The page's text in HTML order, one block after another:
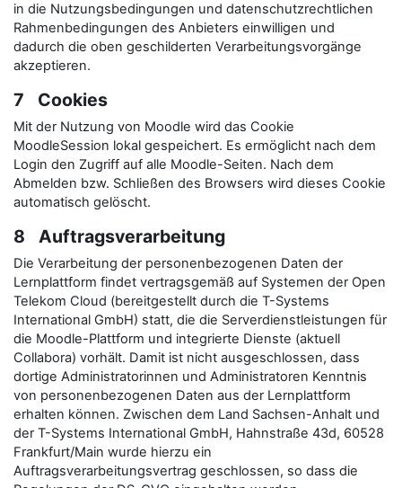
in die Nutzungsbedingungen und datenschutzrechtlichen
Rahmenbedingungen des Anbieters einwilligen und
dadurch die oben geschilderten Verarbeitungsvorgänge
akzeptieren.
7 Cookies
Mit der Nutzung von Moodle wird das Cookie
MoodleSession lokal gespeichert. Es ermöglicht nach dem
Login den Zugriff auf alle Moodle-Seiten. Nach dem
Abmelden bzw. Schließen des Browsers wird dieses Cookie
automatisch gelöscht.
8 Auftragsverarbeitung
Die Verarbeitung der personenbezogenen Daten der
Lernplattform findet vertragsgemäß auf Systemen der Open
Telekom Cloud (bereitgestellt durch die T-Systems
International GmbH) statt, die die Serverdienstleistungen für
die Moodle-Plattform und integrierte Dienste (aktuell
Collabora) vorhält. Damit ist nicht ausgeschlossen, dass
dortige Administratorinnen und Administratoren Kenntnis
von personenbezogenen Daten aus der Lernplattform
erhalten können. Zwischen dem Land Sachsen-Anhalt und
der T-Systems International GmbH, Hahnstraße 43d, 60528
Frankfurt/Main wurde hierzu ein
Auftragsverarbeitungsvertrag geschlossen, so dass die